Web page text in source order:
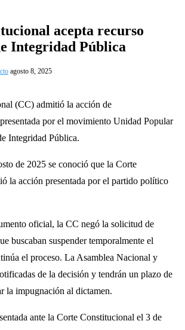
acepta recurso
Integridad Pública
agosto 8, 2025
(CC) admitió la acción de
por el movimiento Unidad Popular
Integridad Pública.
de 2025 se conoció que la Corte
la acción presentada por el partido político
oficial, la CC negó la solicitud de
buscaban suspender temporalmente el
el proceso. La Asamblea Nacional y
de la decisión y tendrán un plazo de
la impugnación al dictamen.
ante la Corte Constitucional el 3 de